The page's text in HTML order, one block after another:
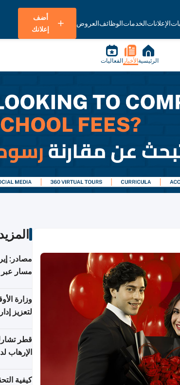
الإعلاناتالخدماتالوظائفالعروض
أضف
إعلانك
الرئيسية الأخبار الفعاليات
مصادر:
مسار
وزارة
لتعزيز
قطر
الإرهاب
كيفية